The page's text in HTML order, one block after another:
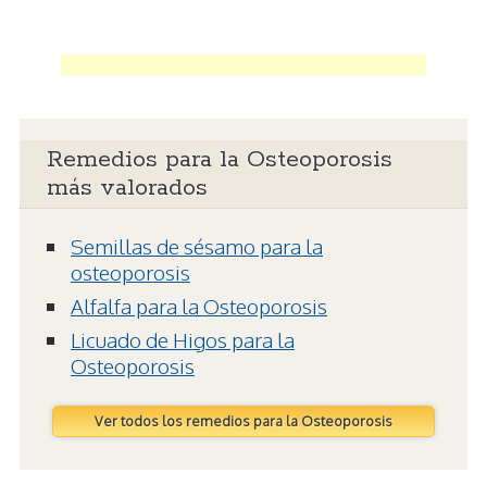
Remedios para la Osteoporosis
más valorados
Semillas de sésamo para la
osteoporosis
Alfalfa para la Osteoporosis
Licuado de Higos para la
Osteoporosis
Ver todos los remedios para la Osteoporosis